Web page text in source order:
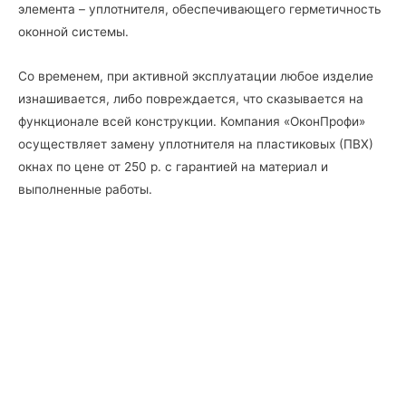
элемента – уплотнителя, обеспечивающего герметичность
оконной системы.
Со временем, при активной эксплуатации любое изделие
изнашивается, либо повреждается, что сказывается на
функционале всей конструкции. Компания «ОконПрофи»
осуществляет замену уплотнителя на пластиковых (ПВХ)
окнах по цене от 250 р. с гарантией на материал и
выполненные работы.